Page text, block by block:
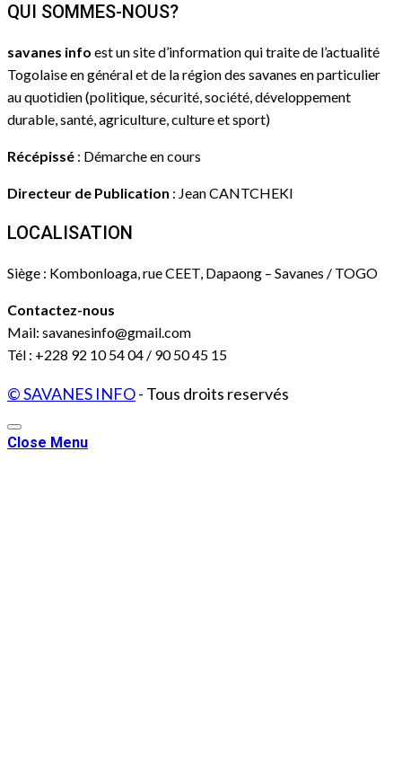
QUI SOMMES-NOUS?
savanes info est un site d’information qui traite de l’actualité
Togolaise en général et de la région des savanes en particulier
au quotidien (politique, sécurité, société, développement
durable, santé, agriculture, culture et sport)
Récépissé : Démarche en cours
Directeur de Publication : Jean CANTCHEKI
LOCALISATION
Siège : Kombonloaga, rue CEET, Dapaong – Savanes / TOGO
Contactez-nous
Mail: savanesinfo@gmail.com
Tél : +228 92 10 54 04 / 90 50 45 15
© SAVANES INFO- Tous droits reservés
Close Menu